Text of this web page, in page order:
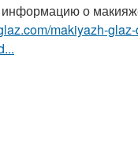
о
makiyazh-